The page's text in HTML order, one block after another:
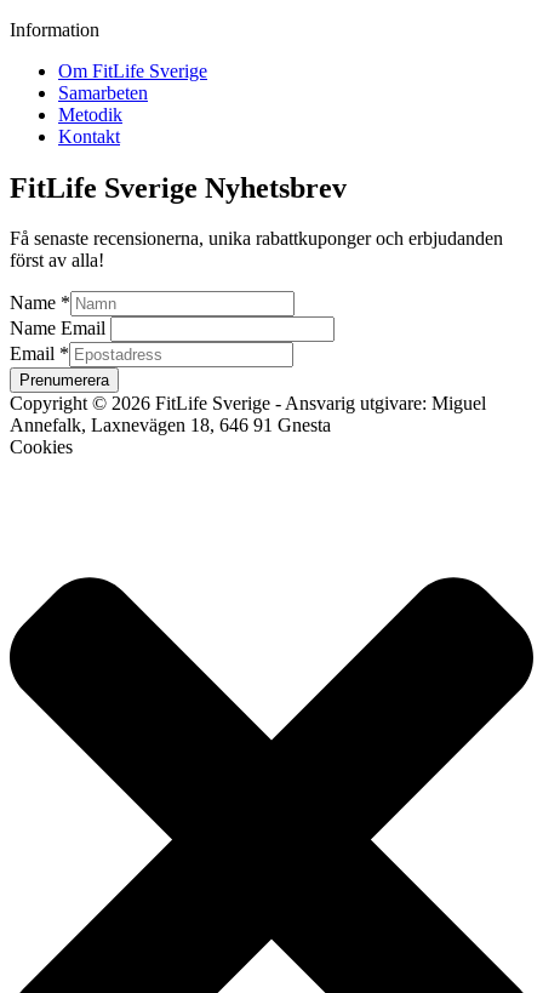
Information
Om FitLife Sverige
Samarbeten
Metodik
Kontakt
FitLife Sverige Nyhetsbrev
Få senaste recensionerna, unika rabattkuponger och erbjudanden
först av alla!
Name *
Name Email
Email *
Prenumerera
Copyright © 2026 FitLife Sverige - Ansvarig utgivare: Miguel
Annefalk, Laxnevägen 18, 646 91 Gnesta
Cookies